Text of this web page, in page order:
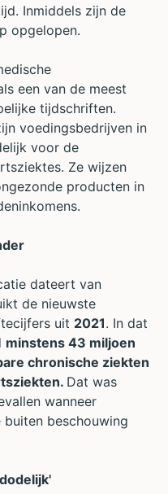
Inmiddels zijn de
opgelopen.
een van de meest
tijdschriften.
voedingsbedrijven in
voor de
Ze wijzen
producten in
dateert van
de nieuwste
uit 2021. In dat
minstens 43 miljoen
chronische ziekten
Dat was
wanneer
beschouwing